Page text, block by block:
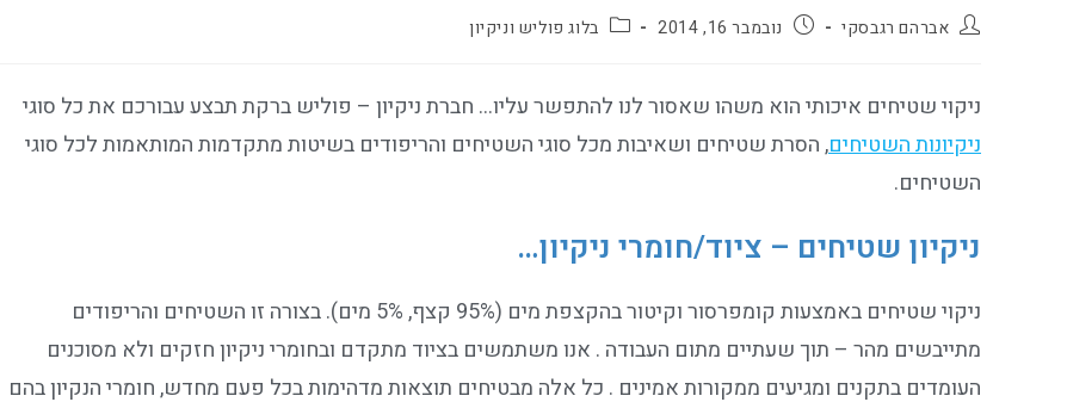
אברהם רגבסקי נובמבר 16, 2014 בלוג פוליש וניקיון
ניקוי שטיחים איכותי הוא משהו שאסור לנו להתפשר עליו… חברת ניקיון – פוליש ברקת תבצע עבורכם את כל סוגי
ניקיונות השטיחים, הסרת שטיחים ושאיבות מכל סוגי השטיחים והריפודים בשיטות מתקדמות המותאמות לכל סוגי
השטיחים.
ניקיון שטיחים – ציוד/חומרי ניקיון…
ניקוי שטיחים באמצעות קומפרסור וקיטור בהקצפת מים (95% קצף, 5% מים). בצורה זו השטיחים והריפודים
מתייבשים מהר – תוך שעתיים מתום העבודה . אנו משתמשים בציוד מתקדם ובחומרי ניקיון חזקים ולא מסוכנים
העומדים בתקנים ומגיעים ממקורות אמינים . כל אלה מבטיחים תוצאות מדהימות בכל פעם מחדש, חומרי הנקיון בהם